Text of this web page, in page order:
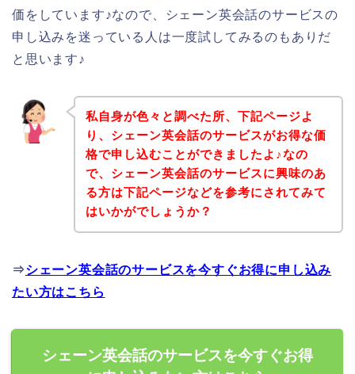
価をしています♪なので、シェーン英会話のサービスの
申し込みを迷っている人は一度試してみるのもありだ
と思います♪
私自身が色々と調べた所、下記ページよ
り、シェーン英会話のサービスがお得な価
格で申し込むことができましたよ♪なの
で、シェーン英会話のサービスに興味のあ
る方は下記ページなどを参考にされてみて
はいかがでしょうか？
⇒シェーン英会話のサービスを今すぐお得に申し込み
たい方はこちら
シェーン英会話のサービスを今すぐお得